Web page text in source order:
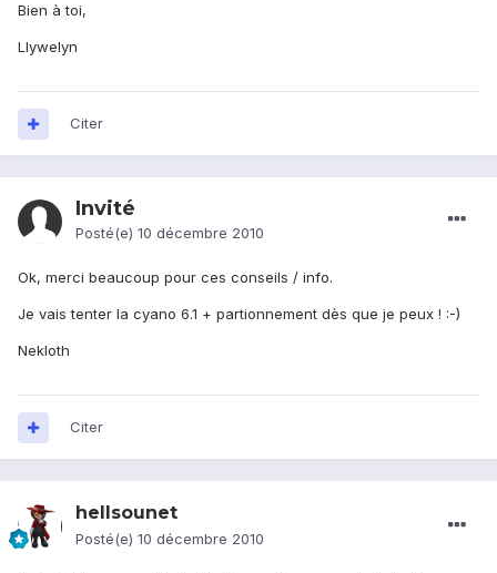
Bien à toi,
Llywelyn
Citer
Invité
Posté(e) 10 décembre 2010
Ok, merci beaucoup pour ces conseils / info.
Je vais tenter la cyano 6.1 + partionnement dès que je peux ! :-)
Nekloth
Citer
hellsounet
Posté(e) 10 décembre 2010